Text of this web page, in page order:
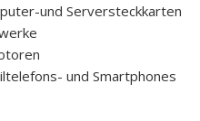
und Serversteckkarten
und Smartphones